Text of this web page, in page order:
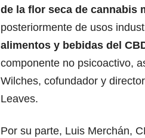
de la flor seca de cannabis
posteriormente de usos
alimentos y bebidas del
componente no psicoactivo,
Wilches, cofundador y
Leaves.
Por su parte, Luis Merchán,